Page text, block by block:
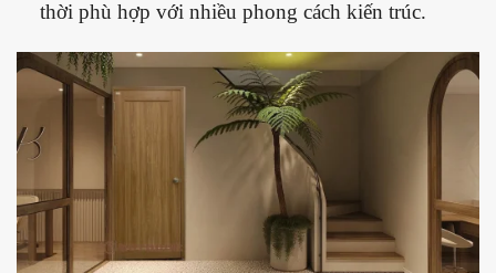
thời phù hợp với nhiều phong cách kiến trúc.